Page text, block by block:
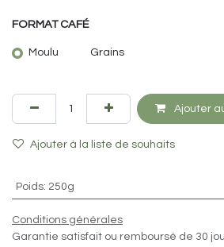
FORMAT CAFÉ
Moulu Grains
Ajouter
Ajouter à la liste de souhaits
Poids: 250g
Conditions générales
Garantie satisfait ou remboursé de 30